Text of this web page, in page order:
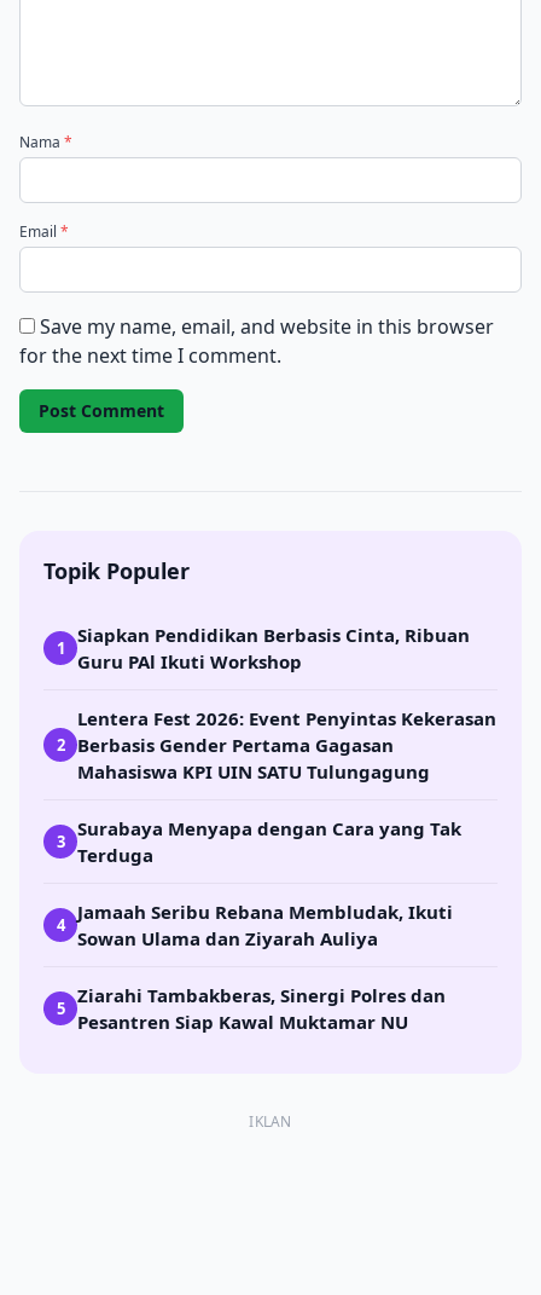
Nama *
Email *
Save my name, email, and website in this browser
for the next time I comment.
Topik Populer
1
Siapkan Pendidikan Berbasis Cinta, Ribuan
Guru PAl Ikuti Workshop
2
Lentera Fest 2026: Event Penyintas Kekerasan
Berbasis Gender Pertama Gagasan
Mahasiswa KPI UIN SATU Tulungagung
3
Surabaya Menyapa dengan Cara yang Tak
Terduga
4
Jamaah Seribu Rebana Membludak, Ikuti
Sowan Ulama dan Ziyarah Auliya
5
Ziarahi Tambakberas, Sinergi Polres dan
Pesantren Siap Kawal Muktamar NU
IKLAN